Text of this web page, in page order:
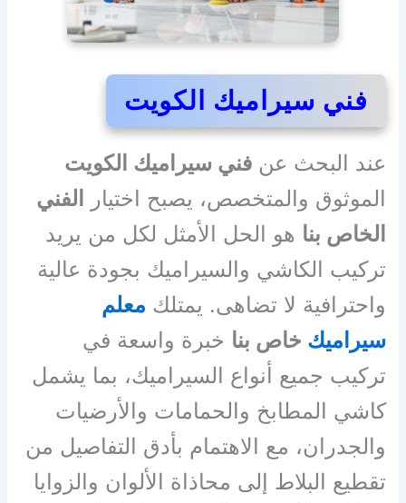
فني سيراميك الكويت
عند البحث عنفني سيراميك الكويت
الموثوق والمتخصص، يصبح اختيار
الفني
الخاص بنا هو الحل الأمثل لكل من يريد
تركيب الكاشي والسيراميك بجودة عالية
واحترافية لا تضاهى. يمتلك معلم
سيراميك خاص بنا خبرة واسعة في
تركيب جميع أنواع السيراميك، بما يشمل
كاشي المطابخ والحمامات والأرضيات
والجدران، مع الاهتمام بأدق التفاصيل من
تقطيع البلاط إلى محاذاة الألوان والزوايا